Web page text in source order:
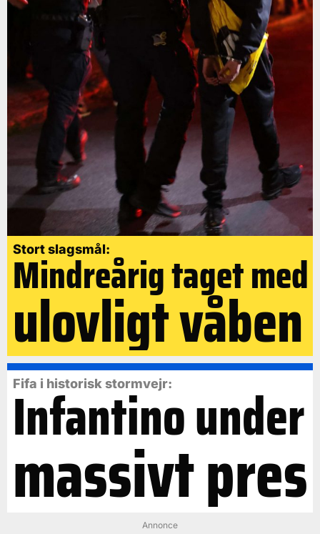
Stort slagsmål:
Mindreårig taget med
ulovligt våben
Fifa i historisk stormvejr:
Infantino under
massivt pres
Annonce